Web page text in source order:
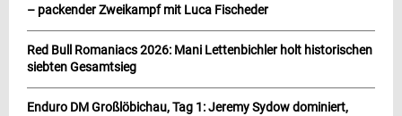
– packender Zweikampf mit Luca Fischeder
Red Bull Romaniacs 2026: Mani Lettenbichler holt historischen
siebten Gesamtsieg
Enduro DM Großlöbichau, Tag 1: Jeremy Sydow dominiert,